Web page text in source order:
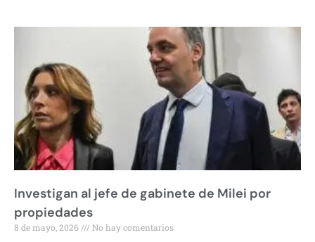
Investigan al jefe de gabinete de Milei por
propiedades
8 de mayo, 2026 No hay comentarios